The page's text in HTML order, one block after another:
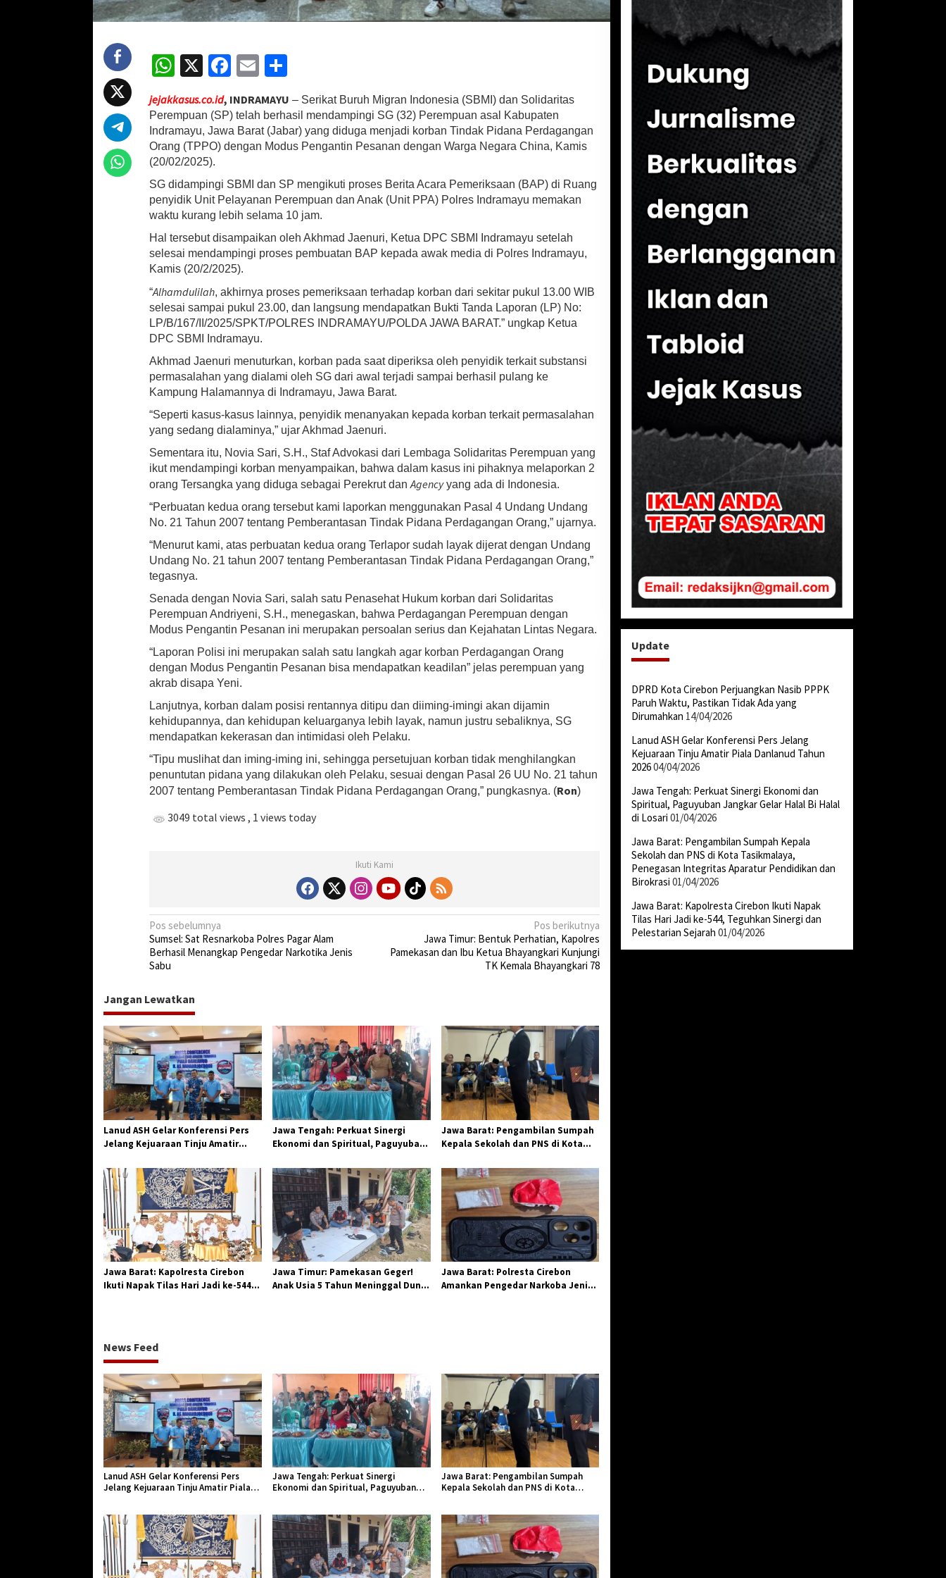
b
P
n
a
n
t
n
e
s
a
a
n
B
a
t
L
a
o
r
a
k
e
o
l
r
s
I
d
r
a
a
y
u
W
h
at
sA
p
p
X Fa
b
o
o
k
E
ai
l
S
ar
e
jejakkasus.co.id, INDRAMAYU – Serikat Buruh Migran Indonesia (SBMI) dan Solidaritas
Perempuan (SP) telah berhasil mendampingi SG (32) Perempuan asal Kabupaten
Indramayu, Jawa Barat (Jabar) yang diduga menjadi korban Tindak Pidana Perdagangan
Orang (TPPO) dengan Modus Pengantin Pesanan dengan Warga Negara China, Kamis
(20/02/2025).
SG didampingi SBMI dan SP mengikuti proses Berita Acara Pemeriksaan (BAP) di Ruang
penyidik Unit Pelayanan Perempuan dan Anak (Unit PPA) Polres Indramayu memakan
waktu kurang lebih selama 10 jam.
Hal tersebut disampaikan oleh Akhmad Jaenuri, Ketua DPC SBMI Indramayu setelah
selesai mendampingi proses pembuatan BAP kepada awak media di Polres Indramayu,
Kamis (20/2/2025).
“Alhamdulilah, akhirnya proses pemeriksaan terhadap korban dari sekitar pukul 13.00 WIB
selesai sampai pukul 23.00, dan langsung mendapatkan Bukti Tanda Laporan (LP) No:
LP/B/167/II/2025/SPKT/POLRES INDRAMAYU/POLDA JAWA BARAT.” ungkap Ketua
DPC SBMI Indramayu.
Akhmad Jaenuri menuturkan, korban pada saat diperiksa oleh penyidik terkait substansi
permasalahan yang dialami oleh SG dari awal terjadi sampai berhasil pulang ke
Kampung Halamannya di Indramayu, Jawa Barat.
“Seperti kasus-kasus lainnya, penyidik menanyakan kepada korban terkait permasalahan
yang sedang dialaminya,” ujar Akhmad Jaenuri.
Sementara itu, Novia Sari, S.H., Staf Advokasi dari Lembaga Solidaritas Perempuan yang
ikut mendampingi korban menyampaikan, bahwa dalam kasus ini pihaknya melaporkan 2
orang Tersangka yang diduga sebagai Perekrut dan Agencyyang ada di Indonesia.
“Perbuatan kedua orang tersebut kami laporkan menggunakan Pasal 4 Undang Undang
No. 21 Tahun 2007 tentang Pemberantasan Tindak Pidana Perdagangan Orang,” ujarnya.
“Menurut kami, atas perbuatan kedua orang Terlapor sudah layak dijerat dengan Undang
Undang No. 21 tahun 2007 tentang Pemberantasan Tindak Pidana Perdagangan Orang,”
tegasnya.
Senada dengan Novia Sari, salah satu Penasehat Hukum korban dari Solidaritas
Perempuan Andriyeni, S.H., menegaskan, bahwa Perdagangan Perempuan dengan
Modus Pengantin Pesanan ini merupakan persoalan serius dan Kejahatan Lintas Negara.
“Laporan Polisi ini merupakan salah satu langkah agar korban Perdagangan Orang
dengan Modus Pengantin Pesanan bisa mendapatkan keadilan” jelas perempuan yang
akrab disapa Yeni.
Lanjutnya, korban dalam posisi rentannya ditipu dan diiming-imingi akan dijamin
kehidupannya, dan kehidupan keluarganya lebih layak, namun justru sebaliknya, SG
mendapatkan kekerasan dan intimidasi oleh Pelaku.
“Tipu muslihat dan iming-iming ini, sehingga persetujuan korban tidak menghilangkan
penuntutan pidana yang dilakukan oleh Pelaku, sesuai dengan Pasal 26 UU No. 21 tahun
2007 tentang Pemberantasan Tindak Pidana Perdagangan Orang,” pungkasnya. (Ron)
3049 total views , 1 views today
Ikuti Kami
N
a
v
g
a
s
i
p
o
s
Pos sebelumnya
Sumsel: Sat Resnarkoba Polres Pagar Alam
Berhasil Menangkap Pengedar Narkotika Jenis
Sabu
Pos berikutnya
Jawa Timur: Bentuk Perhatian, Kapolres
Pamekasan dan Ibu Ketua Bhayangkari Kunjungi
TK Kemala Bhayangkari 78
Jangan Lewatkan
Lanud ASH Gelar Konferensi Pers
Jelang Kejuaraan Tinju Amatir
Jawa Tengah: Perkuat Sinergi
Ekonomi dan Spiritual, Paguyuban
Losari
Jawa Barat: Pengambilan Sumpah
Kepala Sekolah dan PNS di Kota
Integritas Aparatur Pendidikan dan
Birokrasi
Jawa Barat: Kapolresta Cirebon
Ikuti Napak Tilas Hari Jadi ke-544,
Jawa Timur: Pamekasan Geger!
Anak Usia 5 Tahun Meninggal Dunia
Jawa Barat: Polresta Cirebon
Amankan Pengedar Narkoba Jenis
News Feed
Lanud ASH Gelar Konferensi Pers
Jelang Kejuaraan Tinju Amatir Piala
Jawa Tengah: Perkuat Sinergi
Ekonomi dan Spiritual, Paguyuban
Jawa Barat: Pengambilan Sumpah
Kepala Sekolah dan PNS di Kota
Update
DPRD Kota Cirebon Perjuangkan Nasib PPPK
Paruh Waktu, Pastikan Tidak Ada yang
Dirumahkan 14/04/2026
Lanud ASH Gelar Konferensi Pers Jelang
Kejuaraan Tinju Amatir Piala Danlanud Tahun
202604/04/2026
Jawa Tengah: Perkuat Sinergi Ekonomi dan
Spiritual, Paguyuban Jangkar Gelar Halal Bi Halal
di Losari 01/04/2026
Jawa Barat: Pengambilan Sumpah Kepala
Sekolah dan PNS di Kota Tasikmalaya,
Penegasan Integritas Aparatur Pendidikan dan
Birokrasi 01/04/2026
Jawa Barat: Kapolresta Cirebon Ikuti Napak
Tilas Hari Jadi ke-544, Teguhkan Sinergi dan
Pelestarian Sejarah 01/04/2026